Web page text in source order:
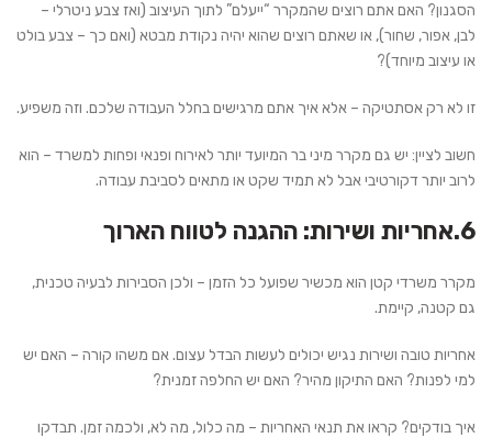
הסגנון? האם אתם רוצים שהמקרר “ייעלם” לתוך העיצוב (ואז צבע ניטרלי –
לבן, אפור, שחור), או שאתם רוצים שהוא יהיה נקודת מבטא (ואם כך – צבע בולט
או עיצוב מיוחד)?
זו לא רק אסתטיקה – אלא איך אתם מרגישים בחלל העבודה שלכם. וזה משפיע.
חשוב לציין: יש גם מקרר מיני בר המיועד יותר לאירוח ופנאי ופחות למשרד – הוא
לרוב יותר דקורטיבי אבל לא תמיד שקט או מתאים לסביבת עבודה.
6.אחריות ושירות: ההגנה לטווח הארוך
מקרר משרדי קטן הוא מכשיר שפועל כל הזמן – ולכן הסבירות לבעיה טכנית,
גם קטנה, קיימת.
אחריות טובה ושירות נגיש יכולים לעשות הבדל עצום. אם משהו קורה – האם יש
למי לפנות? האם התיקון מהיר? האם יש החלפה זמנית?
איך בודקים? קראו את תנאי האחריות – מה כלול, מה לא, ולכמה זמן. תבדקו